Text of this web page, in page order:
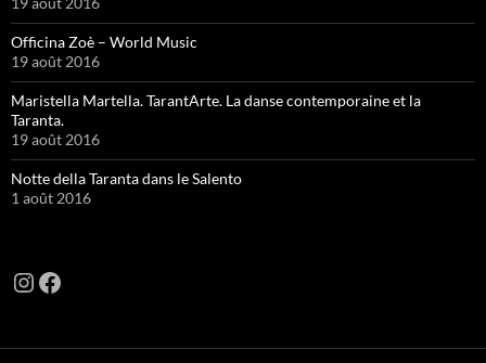
Officina Zoè – World Music
19 août 2016
Maristella Martella. TarantArte. La danse contemporaine et la
Taranta.
19 août 2016
Notte della Taranta dans le Salento
1 août 2016
Instagram
Facebook